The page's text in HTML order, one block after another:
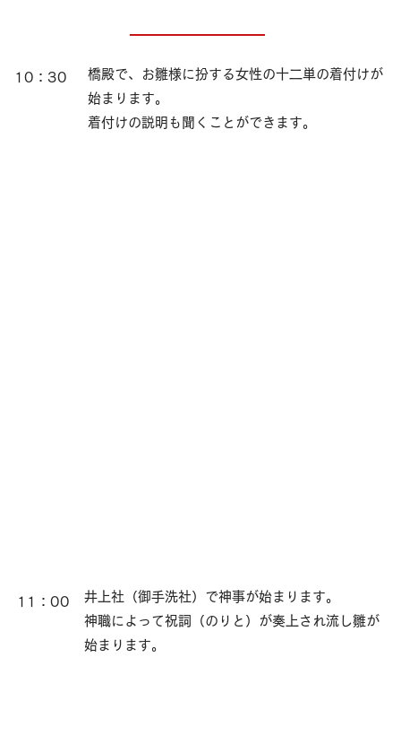
10：30
橋殿で、お雛様に扮する女性の十二単の着付けが
始まります。
着付けの説明も聞くことができます。
11：00
井上社（御手洗社）で神事が始まります。
神職によって祝詞（のりと）が奏上され流し雛が
始まります。